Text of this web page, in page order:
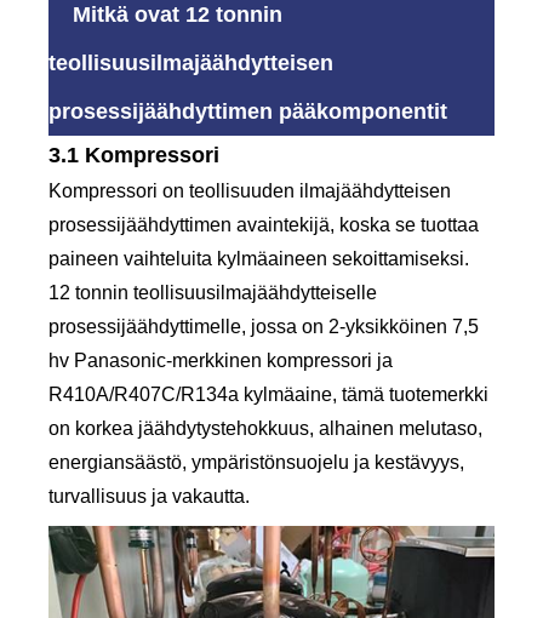
Mitkä ovat 12 tonnin
teollisuusilmajäähdytteisen
prosessijäähdyttimen pääkomponentit
3.1 Kompressori
Kompressori on teollisuuden ilmajäähdytteisen
prosessijäähdyttimen avaintekijä, koska se tuottaa
paineen vaihteluita kylmäaineen sekoittamiseksi.
12 tonnin teollisuusilmajäähdytteiselle
prosessijäähdyttimelle, jossa on 2-yksikköinen 7,5
hv Panasonic-merkkinen kompressori ja
R410A/R407C/R134a kylmäaine, tämä tuotemerkki
on korkea jäähdytystehokkuus, alhainen melutaso,
energiansäästö, ympäristönsuojelu ja kestävyys,
turvallisuus ja vakautta.